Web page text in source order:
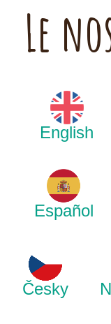
Le
English
Español
Česky